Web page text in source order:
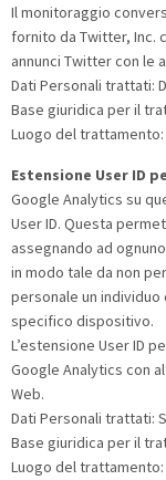
Il monitoraggio
fornito da Twitter, Inc.
annunci Twitter con le
Dati Personali trattati:
Base giuridica per il
Luogo del trattamento:
Estensione User ID
Google Analytics su
User ID. Questa
assegnando ad
in modo tale da non
personale un
specifico dispositivo.
L’estensione User ID
Google Analytics con
Web.
Dati Personali trattati:
Base giuridica per il
Luogo del trattamento: